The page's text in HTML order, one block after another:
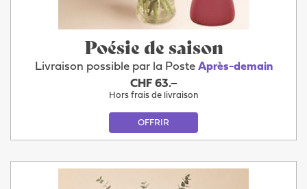
Poésie de saison
Livraison possible par la Poste Après-demain
CHF 63.–
Hors frais de livraison
OFFRIR